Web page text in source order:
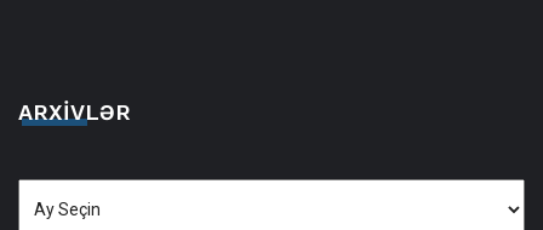
ARXIVLƏR
Arxivlər